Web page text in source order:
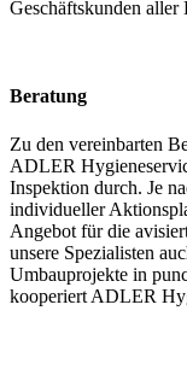
Geschäftskunden aller
Beratung
Zu den vereinbarten
ADLER
Inspektion durch. Je
individueller
Angebot für die
unsere Spezialisten
Umbauprojekte in
kooperiert ADLER